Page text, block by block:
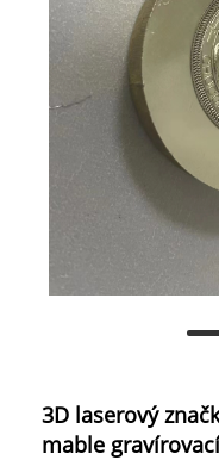
3D laserový
mable